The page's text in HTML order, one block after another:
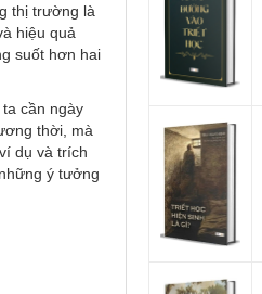
thị trường là
hiệu quả
suốt hơn hai
cần ngày
thời, mà
dụ và trích
ý tưởng